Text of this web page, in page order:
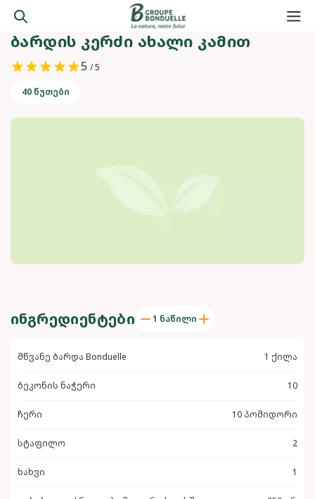
ᲑᲐᲠᲓᲘᲡ ᲙᲔᲠᲫᲘ ᲐᲮᲐᲚᲘ ᲙᲐᲛᲘᲗ
5 / 5
40 წუთები
ᲘᲜᲒᲠᲔᲓᲘᲔᲜᲢᲔᲑᲘ 1 ნაწილი
მწვანე ბარდა Bonduelle 1 ქილა
ბეკონის ნაჭერი 10
ჩერი 10 პომიდორი
სტაფილო 2
ხახვი 1